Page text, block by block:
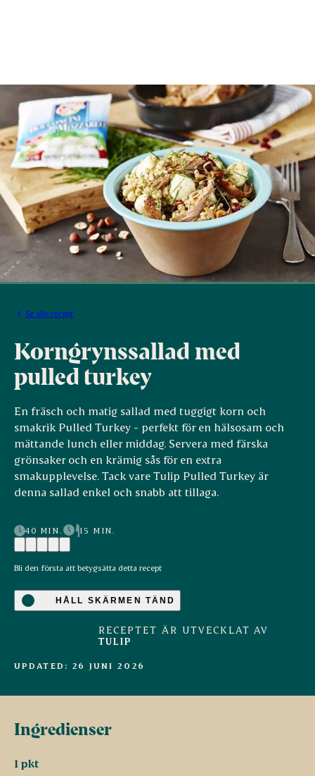
Se alle recept
Korngrynssallad med
pulled turkey
En fräsch och matig sallad med tuggigt korn och
smakrik Pulled Turkey - perfekt för en hälsosam och
mättande lunch eller middag. Servera med färska
grönsaker och en krämig sås för en extra
smakupplevelse. Tack vare Tulip Pulled Turkey är
denna sallad enkel och snabb att tillaga.
40 MIN. 15 MIN.
Bli den första att betygsätta detta recept
HÅLL SKÄRMEN TÄND
RECEPTET ÄR UTVECKLAT AV
TULIP
UPDATED: 26 JUNI 2026
Ingredienser
1 pkt